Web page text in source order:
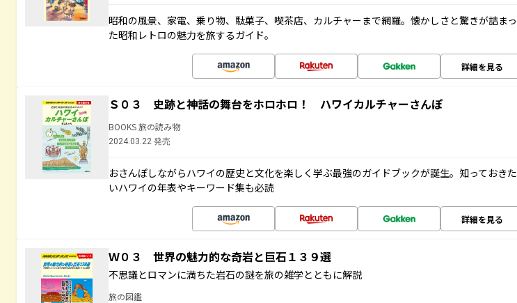
昭和の風景、家電、乗り物、駄菓子、喫茶店、カルチャーまで網羅。懐かしさと驚きが詰まっ
た昭和レトロの魅力を旅するガイド。
詳細を見る
Ｓ０３ 史跡と神話の舞台をホロホロ！ ハワイカルチャーさんぽ
BOOKS 旅の読み物
2024.03.22 発売
おさんぽしながらハワイの歴史と文化を楽しく学ぶ最強のガイドブックが誕生。知っておきた
いハワイの年表やキーワード集も必読
詳細を見る
Ｗ０３ 世界の魅力的な奇岩と巨石１３９選
不思議とロマンに満ちた岩石の謎を旅の雑学とともに解説
旅の図鑑